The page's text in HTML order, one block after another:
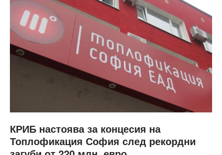
КРИБ настоява за концесия на
Топлофикация София след рекордни